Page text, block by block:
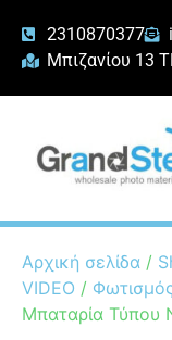
2310870377
Μπιζανίου 13
Αρχική σελίδα /
VIDEO /
Μπαταρία Τύπου